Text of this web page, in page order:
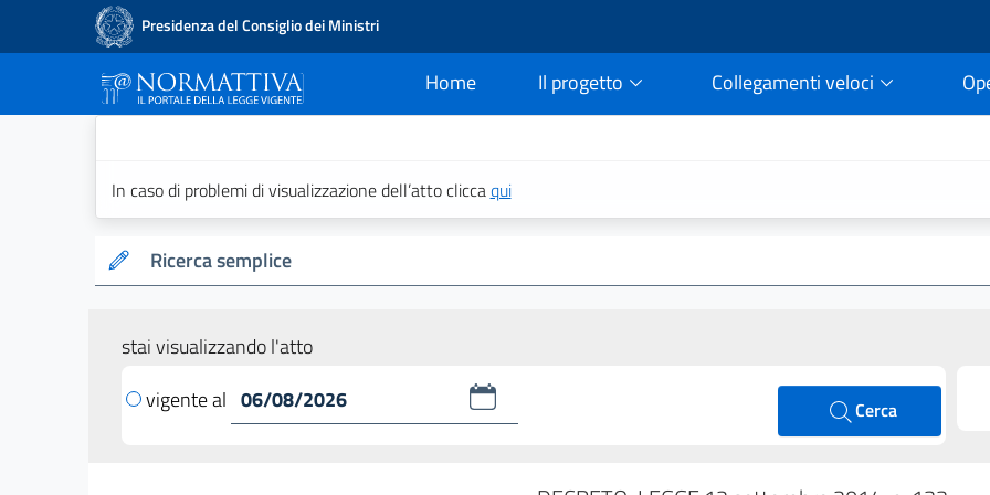
Presidenza del Consiglio dei Ministri
Home
current Il progetto Collegamenti veloci
In caso di problemi di visualizzazione dell’atto cliccaqui
Ricerca semplice
stai visualizzando l'atto
vigente al
Cerca